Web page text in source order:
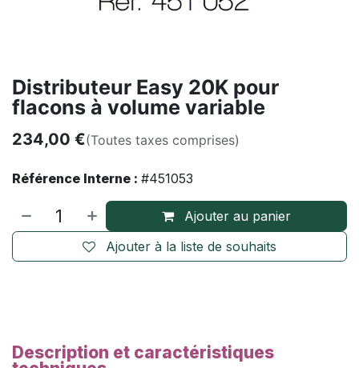
Distributeur Easy 20K pour
flacons à volume variable
234,00 €(Toutes taxes comprises)
Référence Interne : #451053
Ajouter au panier
Ajouter à la liste de souhaits
Description et caractéristiques